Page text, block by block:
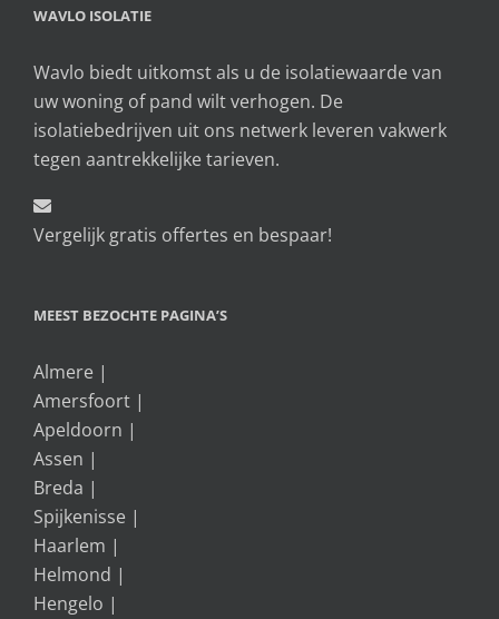
WAVLO ISOLATIE
Wavlo biedt uitkomst als u de isolatiewaarde van
uw woning of pand wilt verhogen. De
isolatiebedrijven uit ons netwerk leveren vakwerk
tegen aantrekkelijke tarieven.
Vergelijk gratis offertes en bespaar!
MEEST BEZOCHTE PAGINA’S
Almere |
Amersfoort |
Apeldoorn |
Assen |
Breda |
Spijkenisse |
Haarlem |
Helmond |
Hengelo |